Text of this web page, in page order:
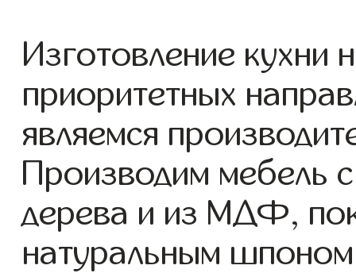
Изготовление кухни
приоритетных
являемся
Производим мебель
дерева и из МДФ,
натуральным